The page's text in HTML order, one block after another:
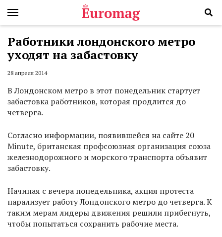
Работники лондонского метро
уходят на забастовку
28 апреля 2014
В Лондонском метро в этот понедельник стартует
забастовка работников, которая продлится до
четверга.
Согласно информации, появившейся на сайте 20
Minute, британская профсоюзная организация союза
железнодорожного и морского транспорта объявит
забастовку.
Начиная с вечера понедельника, акция протеста
парализует работу Лондонского метро до четверга. К
таким мерам лидеры движения решили прибегнуть,
чтобы попытаться сохранить рабочие места.